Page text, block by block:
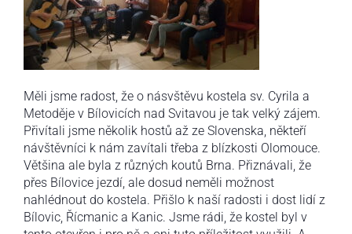
Měli jsme radost, že o násvštěvu kostela sv. Cyrila a
Metoděje v Bílovicích nad Svitavou je tak velký zájem.
Přivítali jsme několik hostů až ze Slovenska, někteří
návštěvníci k nám zavítali třeba z blízkosti Olomouce.
Většina ale byla z různých koutů Brna. Přiznávali, že
přes Bílovice jezdí, ale dosud neměli možnost
nahlédnout do kostela. Přišlo k naší radosti i dost lidí z
Bílovic, Řícmanic a Kanic. Jsme rádi, že kostel byl v